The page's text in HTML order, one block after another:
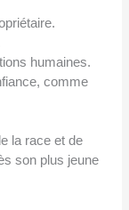
humaines.
comme
la race et de
son plus jeune